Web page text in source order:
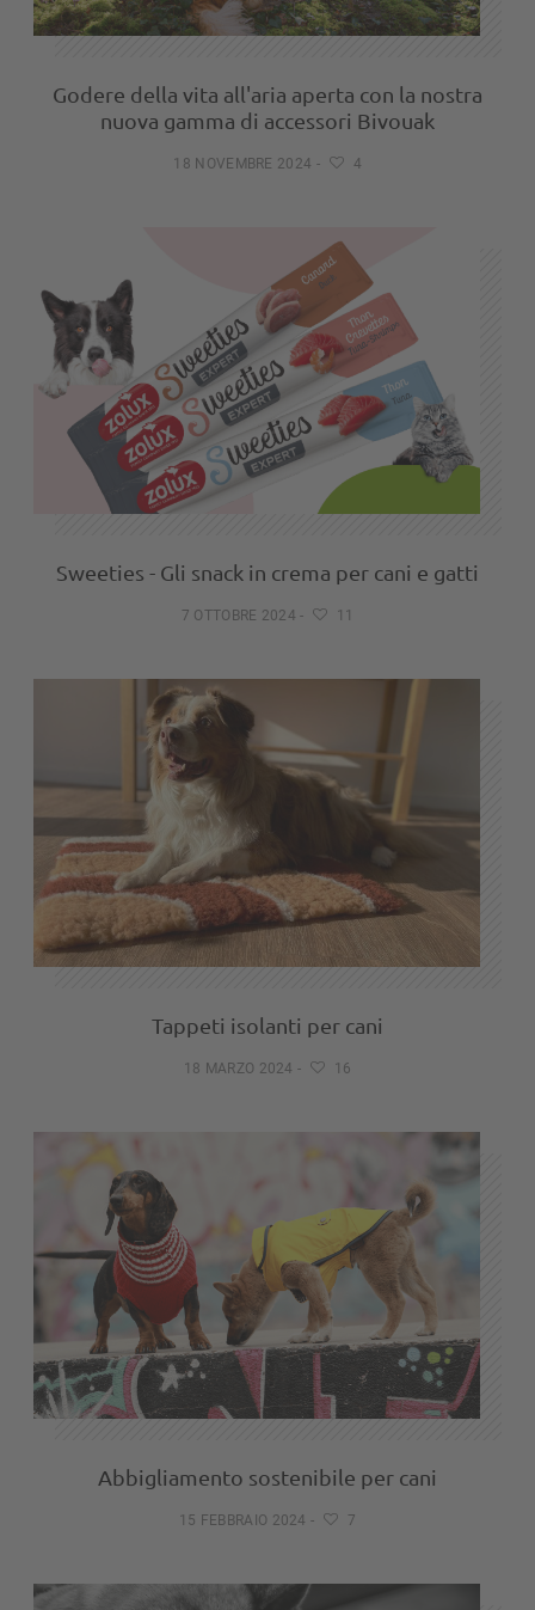
Godere della vita all'aria aperta con la nostra
nuova gamma di accessori Bivouak
18 NOVEMBRE 2024 - 4
Sweeties - Gli snack in crema per cani e gatti
7 OTTOBRE 2024- 11
Tappeti isolanti per cani
18 MARZO 2024- 16
Abbigliamento sostenibile per cani
15 FEBBRAIO 2024- 7